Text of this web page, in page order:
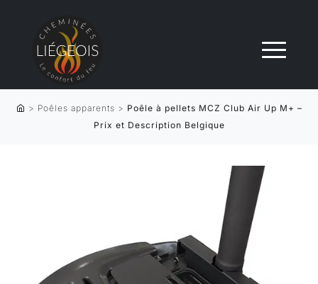
> Poêles apparents > Poêle à pellets MCZ Club Air Up M+ –
Prix et Description Belgique